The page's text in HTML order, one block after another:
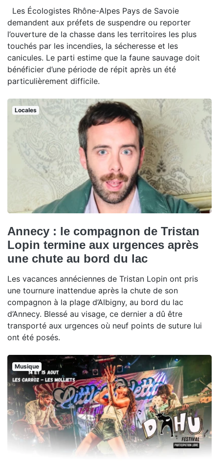
Les Écologistes Rhône-Alpes Pays de Savoie
demandent aux préfets de suspendre ou reporter
l’ouverture de la chasse dans les territoires les plus
touchés par les incendies, la sécheresse et les
canicules. Le parti estime que la faune sauvage doit
bénéficier d’une période de répit après un été
particulièrement difficile.
Locales
Annecy : le compagnon de Tristan
Lopin termine aux urgences après
une chute au bord du lac
Les vacances annéciennes de Tristan Lopin ont pris
une tournure inattendue après la chute de son
compagnon à la plage d’Albigny, au bord du lac
d’Annecy. Blessé au visage, ce dernier a dû être
transporté aux urgences où neuf points de suture lui
ont été posés.
Musique